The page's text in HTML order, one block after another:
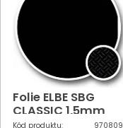
Folie ELBE SBG
CLASSIC 1,5mm
Black (černá -
Kód produktu: 970809